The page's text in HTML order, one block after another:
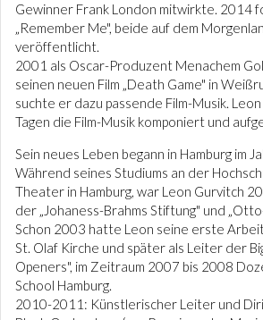
Gewinner Frank London mitwirkte. 2014
„Remember Me", beide auf dem
veröffentlicht.
2001 als Oscar-Produzent Menachem
seinen neuen Film „Death Game" in
suchte er dazu passende Film-Musik.
Tagen die Film-Musik komponiert und
Sein neues Leben begann in Hamburg im
Während seines Studiums an der
Theater in Hamburg, war Leon Gurvitch
der „Johaness-Brahms Stiftung" und
Schon 2003 hatte Leon seine erste
St. Olaf Kirche und später als Leiter der
Openers", im Zeitraum 2007 bis 2008
School Hamburg.
2010-2011: Künstlerischer Leiter und